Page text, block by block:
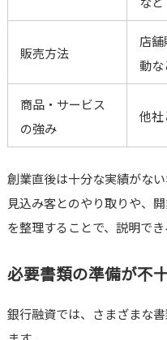
販売方法
店
動な
商品・サービス
の強み
他社
創業直後は十分な実績がな
見込み客とのやり取りや、
を整理することで、説明でき
必要書類の準備が不
銀行融資では、さまざまな